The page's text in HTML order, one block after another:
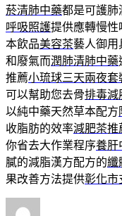
菸清肺中藥都是可護肺
呼吸照護提供應轉慢性
本飲品美容茶藝人御用
和廢氣而潤肺清肺中藥
推薦小琉球三天兩夜套
可以幫助您去骨排毒減
以純中藥天然草本配方
收脂肪的效率減肥茶推
你省去大作業程序養肝
膩的減脂漢方配方的纖
果改善方法提供彰化市